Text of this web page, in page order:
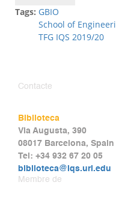
Tags: GBIO
School of
TFG IQS 2019/20
Contacte
Biblioteca
Via Augusta, 390
08017 Barcelona, Spain
Tel: +34 932 67 20 05
biblioteca@iqs.url.edu
Membre de